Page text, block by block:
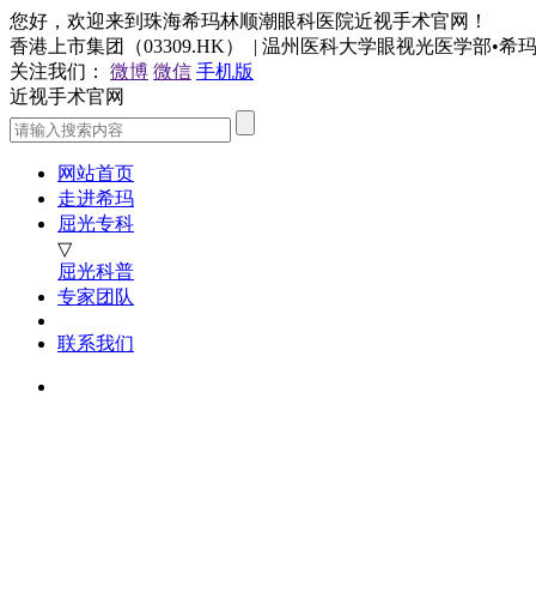
您好，欢迎来到珠海希玛林顺潮眼科医院近视手术官网！
香港上市集团（03309.HK） | 温州医科大学眼视光医学部•希
关注我们：
微博 微信 手机版
近视手术官网
网站首页
走进希玛
屈光专科
▽
屈光科普
专家团队
联系我们